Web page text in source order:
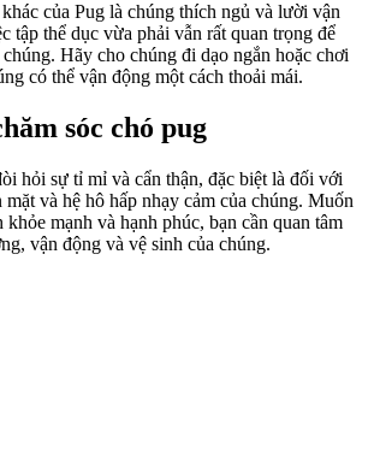
của Pug là chúng thích ngủ và lười vận
tập thể dục vừa phải vẫn rất quan trọng để
Hãy cho chúng đi dạo ngắn hoặc chơi
có thể vận động một cách thoải mái.
sóc chó pug
hỏi sự tỉ mỉ và cẩn thận, đặc biệt là đối với
và hệ hô hấp nhạy cảm của chúng. Muốn
khỏe mạnh và hạnh phúc, bạn cần quan tâm
vận động và vệ sinh của chúng.